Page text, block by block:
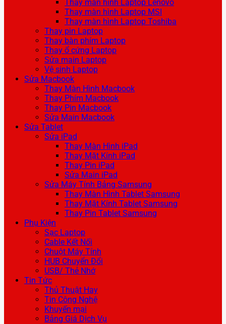
Thay màn hình Laptop Lenovo
Thay màn hình Laptop MSI
Thay màn hình Laptop Toshiba
Thay pin Laptop
Thay bàn phím Laptop
Thay ổ cứng Laptop
Sửa main Laptop
Vệ sinh Laptop
Sửa Macbook
Thay Màn Hình Macbook
Thay Phím Macbook
Thay Pin Macbook
Sửa Main Macbook
Sửa Tablet
Sửa iPad
Thay Màn Hình iPad
Thay Mặt Kính iPad
Thay Pin iPad
Sửa Main iPad
Sửa Máy Tính Bảng Samsung
Thay Màn Hình Tablet Samsung
Thay Mặt Kính Tablet Samsung
Thay Pin Tablet Samsung
Phụ Kiện
Sạc Laptop
Cable Kết Nối
Chuột Máy Tính
HUB Chuyển Đổi
USB/ Thẻ Nhớ
Tin Tức
Thủ Thuật Hay
Tin Công Nghệ
Khuyến mại
Bảng Giá Dịch Vụ